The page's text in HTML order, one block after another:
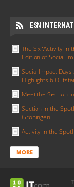
ESN
The Six ‘Activity in
Edition of Social
Social Impact
Highlights 6
Meet the Section
Section in the
Groningen
Activity in the
MORE